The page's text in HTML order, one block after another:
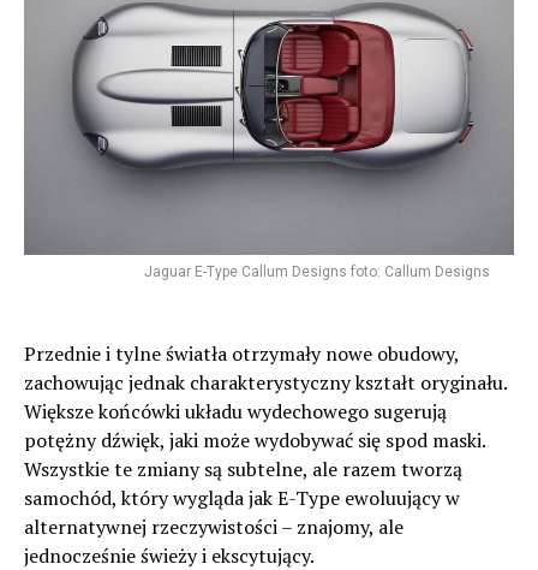
Jaguar E-Type Callum Designs foto: Callum Designs
Przednie i tylne światła otrzymały nowe obudowy,
zachowując jednak charakterystyczny kształt oryginału.
Większe końcówki układu wydechowego sugerują
potężny dźwięk, jaki może wydobywać się spod maski.
Wszystkie te zmiany są subtelne, ale razem tworzą
samochód, który wygląda jak E-Type ewoluujący w
alternatywnej rzeczywistości – znajomy, ale
jednocześnie świeży i ekscytujący.